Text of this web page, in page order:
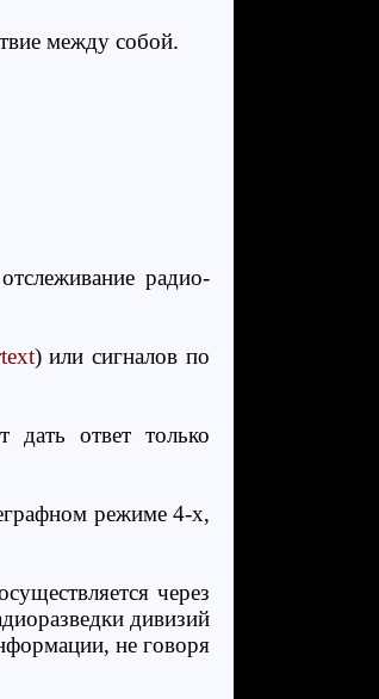
между собой.
радио-
) или сигналов по
дать ответ только
режиме 4-х,
через
дивизий
не говоря